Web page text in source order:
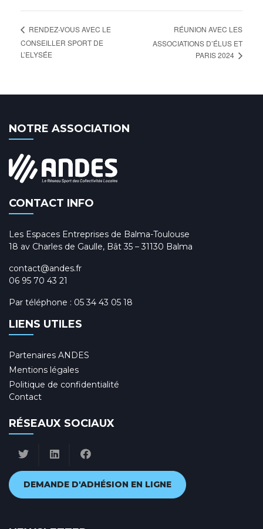
RENDEZ-VOUS AVEC LE
CONSEILLER SPORT DE
L’ELYSÉE
RÉUNION AVEC LES
ASSOCIATIONS D’ÉLUS ET
PARIS 2024
NOTRE ASSOCIATION
CONTACT INFO
Les Espaces Entreprises de Balma-Toulouse
18 av Charles de Gaulle, Bât 35 – 31130 Balma
contact@andes.fr
06 95 70 43 21
Par téléphone : 05 34 43 05 18
LIENS UTILES
Partenaires ANDES
Mentions légales
Politique de confidentialité
Contact
RÉSEAUX SOCIAUX
DEMANDE D'ADHÉSION EN LIGNE